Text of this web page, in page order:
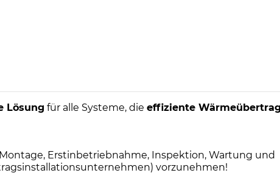
Lösung für alle Systeme, die effiziente
Erstinbetriebnahme, Inspektion, Wartung und
vorzunehmen!